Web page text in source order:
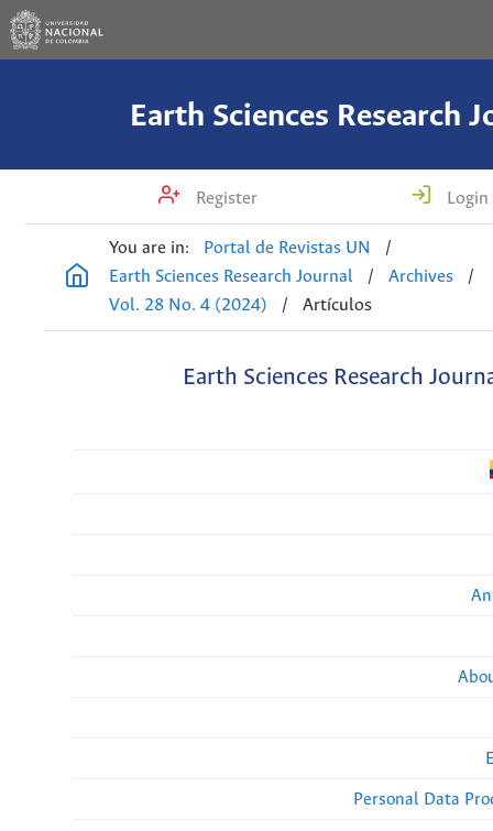
Earth Sciences Research
Register Login
You are in: Portal de Revistas UN
/
Earth Sciences Research Journal
/ Archives
/
Vol. 28 No. 4 (2024)
/ Artículos
Earth Sciences Research
Personal Data